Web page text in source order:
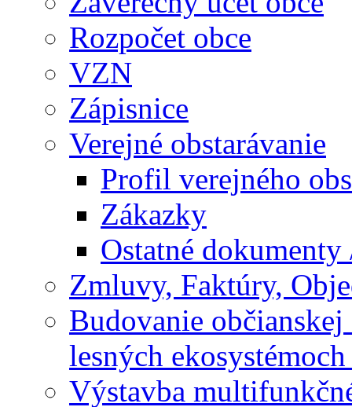
Rozpočet obce
VZN
Zápisnice
Verejné obstarávanie
Profil verejného
Zákazky
Ostatné
Zmluvy, Faktúry,
Budovanie
lesných
Výstavba